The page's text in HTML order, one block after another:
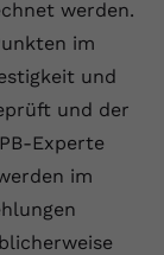
werden.
im
und
und der
Experte
im
über
und
Daten.